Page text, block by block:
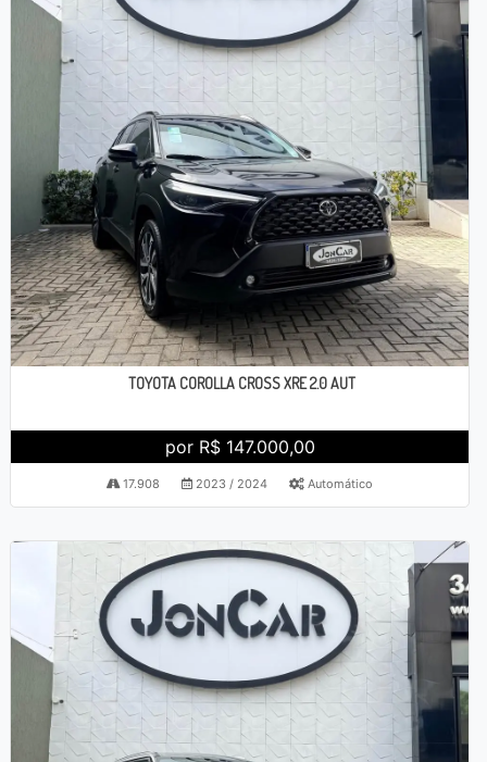
TOYOTA COROLLA CROSS XRE 2.0 AUT
por R$ 147.000,00
17.908 2023 / 2024 Automático